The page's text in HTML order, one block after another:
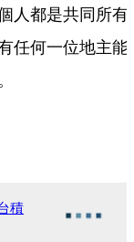
人都是共同所有
任何一位地主能
積